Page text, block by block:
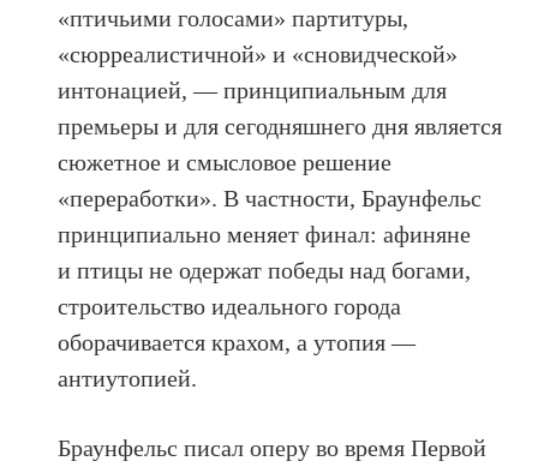
«птичьими голосами» партитуры,
«сюрреалистичной» и «сновидческой»
интонацией, — принципиальным для
премьеры и для сегодняшнего дня является
сюжетное и смысловое решение
«переработки». В частности, Браунфельс
принципиально меняет финал: афиняне
и птицы не одержат победы над богами,
строительство идеального города
оборачивается крахом, а утопия —
антиутопией.
Браунфельс писал оперу во время Первой